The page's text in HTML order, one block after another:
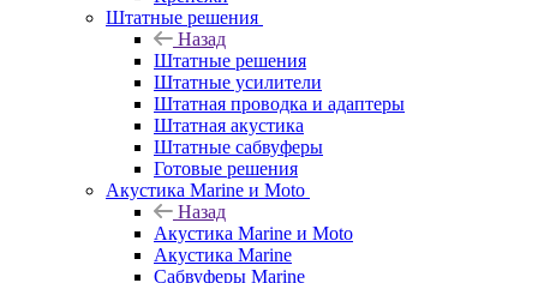
Штатные решения
Назад
Штатные решения
Штатные усилители
Штатная проводка и адаптеры
Штатная акустика
Штатные сабвуферы
Готовые решения
Акустика Marine и Moto
Назад
Акустика Marine и Moto
Акустика Marine
Сабвуферы Marine